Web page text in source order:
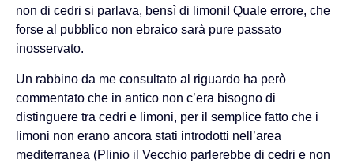
non di cedri si parlava, bensì di limoni! Quale errore, che
forse al pubblico non ebraico sarà pure passato
inosservato.
Un rabbino da me consultato al riguardo ha però
commentato che in antico non c’era bisogno di
distinguere tra cedri e limoni, per il semplice fatto che i
limoni non erano ancora stati introdotti nell’area
mediterranea (Plinio il Vecchio parlerebbe di cedri e non